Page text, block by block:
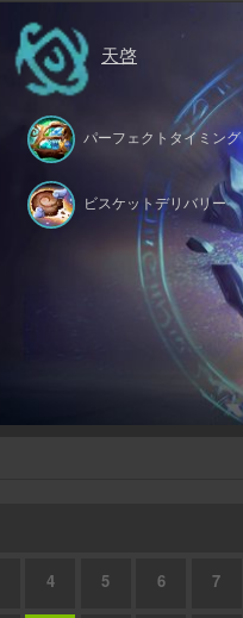
天啓
パーフェクトタイミング
ビスケットデリバリー
4 5 6 7